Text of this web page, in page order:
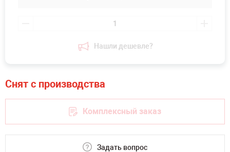
Нашли дешевле?
Комплексный заказ
Задать вопрос